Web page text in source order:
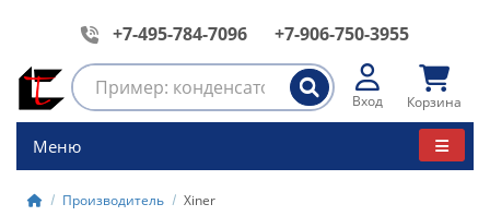
+7-495-784-7096 +7-906-750-3955
Вход Корзина
Меню
Производитель Xiner